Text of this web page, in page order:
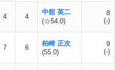
4 4
中舘 英二
(☆54.0)
8
(-)
7 6
柏崎 正次
(55.0)
9
(-)